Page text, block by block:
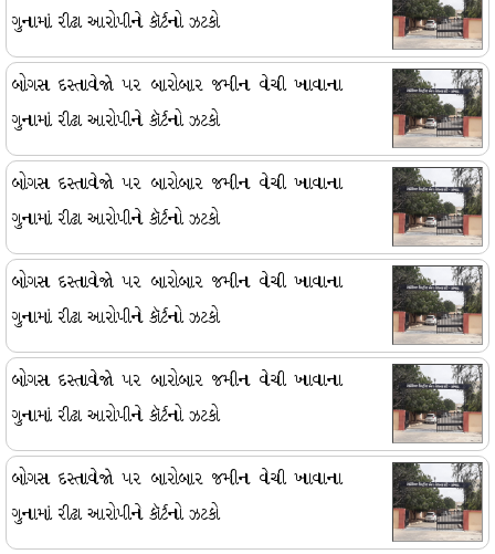
ગુનામાં રીઢા આરોપીને કૉર્ટનો ઝટકો
બોગસ દસ્તાવેજો પર બારોબાર જમીન વેચી ખાવાના
ગુનામાં રીઢા આરોપીને કૉર્ટનો ઝટકો
બોગસ દસ્તાવેજો પર બારોબાર જમીન વેચી ખાવાના
ગુનામાં રીઢા આરોપીને કૉર્ટનો ઝટકો
બોગસ દસ્તાવેજો પર બારોબાર જમીન વેચી ખાવાના
ગુનામાં રીઢા આરોપીને કૉર્ટનો ઝટકો
બોગસ દસ્તાવેજો પર બારોબાર જમીન વેચી ખાવાના
ગુનામાં રીઢા આરોપીને કૉર્ટનો ઝટકો
બોગસ દસ્તાવેજો પર બારોબાર જમીન વેચી ખાવાના
ગુનામાં રીઢા આરોપીને કૉર્ટનો ઝટકો